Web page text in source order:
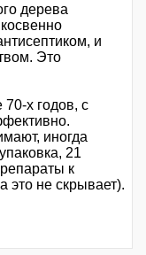
дерева
и
Это
70-х годов, с
иногда
21
к
это не скрывает).